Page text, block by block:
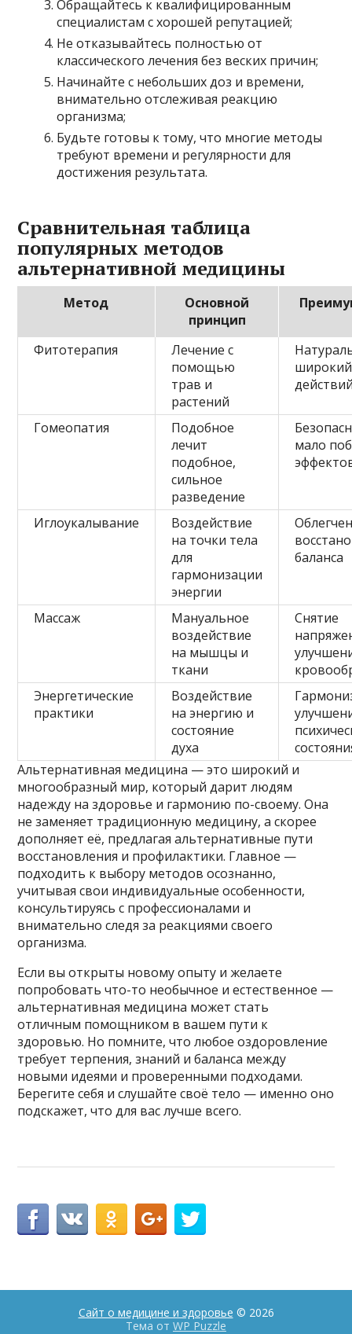
Обращайтесь к квалифицированным
специалистам с хорошей репутацией;
Не отказывайтесь полностью от
классического лечения без веских причин;
Начинайте с небольших доз и времени,
внимательно отслеживая реакцию
организма;
Будьте готовы к тому, что многие методы
требуют времени и регулярности для
достижения результата.
Сравнительная таблица
популярных методов
альтернативной медицины
Метод
Основной
принцип
Фитотерапия
Лечение с
помощью
трав и
растений
Гомеопатия
Подобное
лечит
подобное,
сильное
разведение
мало
Иглоукалывание
Воздействие
на точки тела
для
гармонизации
энергии
баланса
Массаж
Мануальное
воздействие
на мышцы и
ткани
Снятие
Энергетические
практики
Воздействие
на энергию и
состояние
духа
Альтернативная медицина — это широкий и
многообразный мир, который дарит людям
надежду на здоровье и гармонию по-своему. Она
не заменяет традиционную медицину, а скорее
дополняет её, предлагая альтернативные пути
восстановления и профилактики. Главное —
подходить к выбору методов осознанно,
учитывая свои индивидуальные особенности,
консультируясь с профессионалами и
внимательно следя за реакциями своего
организма.
Если вы открыты новому опыту и желаете
попробовать что-то необычное и естественное —
альтернативная медицина может стать
отличным помощником в вашем пути к
здоровью. Но помните, что любое оздоровление
требует терпения, знаний и баланса между
новыми идеями и проверенными подходами.
Берегите себя и слушайте своё тело — именно оно
подскажет, что для вас лучше всего.
Сайт о медицине и здоровье © 2026
Тема от WP Puzzle